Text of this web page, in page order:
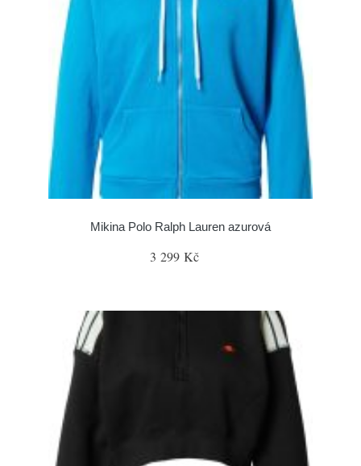
Mikina Polo Ralph Lauren azurová
3 299 Kč